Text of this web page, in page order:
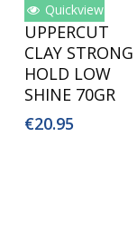
Toevoegen
Aan
Winkelwagen
Quickview
UPPERCUT
CLAY STRONG
HOLD LOW
SHINE 70GR
€20.95